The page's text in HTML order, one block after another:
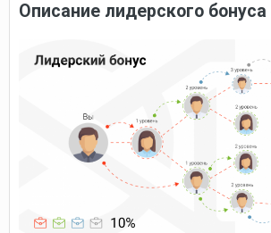
Описание лидерского бонуса